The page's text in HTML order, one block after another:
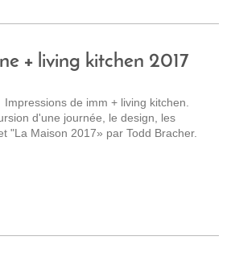
+ living kitchen 2017
Impressions de imm + living kitchen.
d'une journée, le design, les
"La Maison 2017» par Todd Bracher.